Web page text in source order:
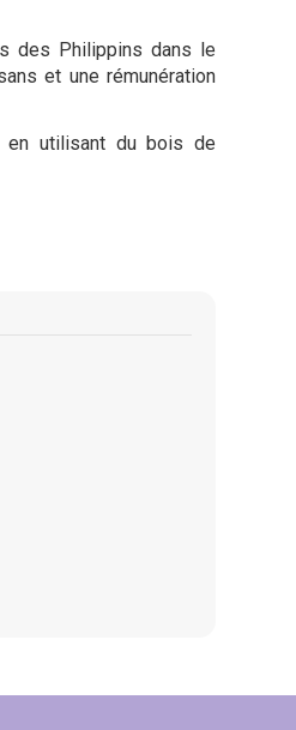
des Philippins dans le
et une rémunération
en utilisant du bois de